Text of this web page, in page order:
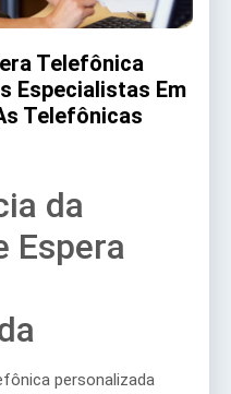
Telefônica
Especialistas Em
Telefônicas
da
Espera
personalizada